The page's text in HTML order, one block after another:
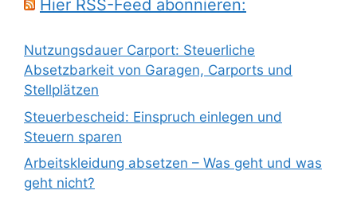
Hier RSS-Feed abonnieren:
Nutzungsdauer Carport: Steuerliche
Absetzbarkeit von Garagen, Carports und
Stellplätzen
Steuerbescheid: Einspruch einlegen und
Steuern sparen
Arbeitskleidung absetzen – Was geht und was
geht nicht?